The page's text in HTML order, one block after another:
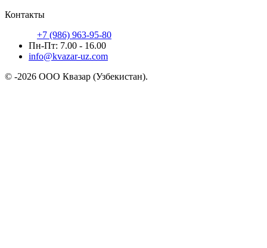
Контакты
+7 (986) 963-95-80
Пн-Пт: 7.00 - 16.00
info@kvazar-uz.com
© -2026 ООО Квазар (Узбекистан).